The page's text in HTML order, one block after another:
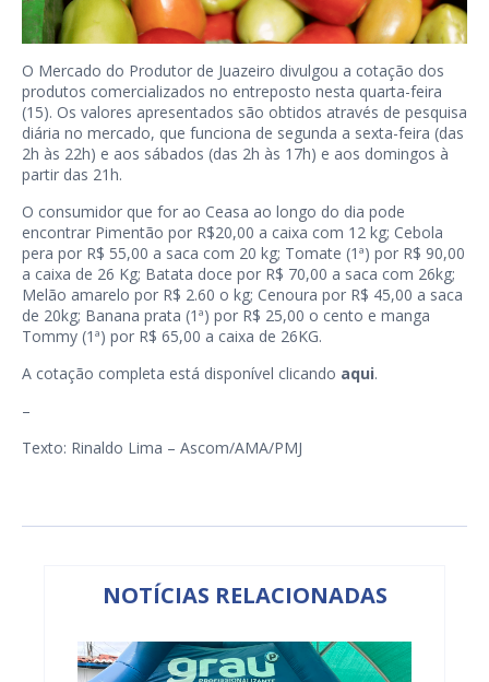
O Mercado do Produtor de Juazeiro divulgou a cotação dos
produtos comercializados no entreposto nesta quarta-feira
(15). Os valores apresentados são obtidos através de pesquisa
diária no mercado, que funciona de segunda a sexta-feira (das
2h às 22h) e aos sábados (das 2h às 17h) e aos domingos à
partir das 21h.
O consumidor que for ao Ceasa ao longo do dia pode
encontrar Pimentão por R$20,00 a caixa com 12 kg; Cebola
pera por R$ 55,00 a saca com 20 kg; Tomate (1ª) por R$ 90,00
a caixa de 26 Kg; Batata doce por R$ 70,00 a saca com 26kg;
Melão amarelo por R$ 2.60 o kg; Cenoura por R$ 45,00 a saca
de 20kg; Banana prata (1ª) por R$ 25,00 o cento e manga
Tommy (1ª) por R$ 65,00 a caixa de 26KG.
A cotação completa está disponível clicando aqui.
–
Texto: Rinaldo Lima – Ascom/AMA/PMJ
NOTÍCIAS RELACIONADAS